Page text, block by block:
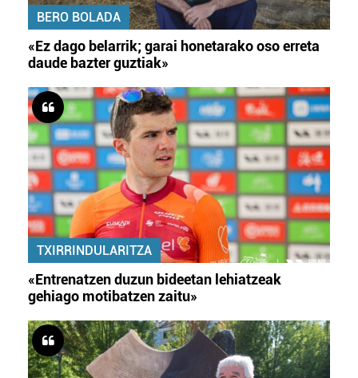
BERO BOLADA
«Ez dago belarrik; garai honetarako oso erreta
daude bazter guztiak»
TXIRRINDULARITZA
«Entrenatzen duzun bideetan lehiatzeak
gehiago motibatzen zaitu»